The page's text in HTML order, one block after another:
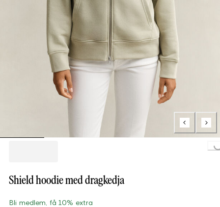
Loading...
Shield hoodie med dragkedja
Bli medlem, få 10% extra